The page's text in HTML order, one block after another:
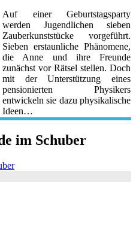
Auf einer Geburtstagsparty
werden Jugendlichen sieben
Zauberkunststücke vorgeführt.
Sieben erstaunliche Phänomene,
die Anne und ihre Freunde
zunächst vor Rätsel stellen. Doch
mit der Unterstützung eines
pensionierten Physikers
entwickeln sie dazu physikalische
Ideen…
im Schuber